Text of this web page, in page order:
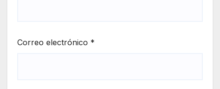
Correo electrónico *